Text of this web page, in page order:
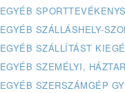
EGYÉB
EGYÉB SZÁLLÁSHELY-
EGYÉB SZÁLLÍTÁST
EGYÉB SZEMÉLYI,
EGYÉB SZERSZÁMGÉP